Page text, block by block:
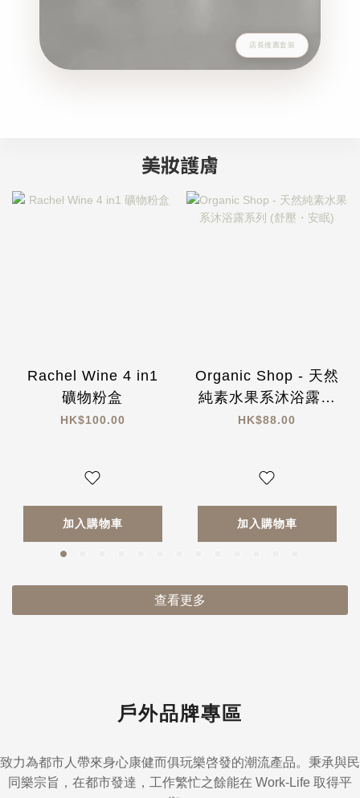
店長推薦套裝
美妝護膚
Rachel Wine 4 in1
礦物粉盒
HK$100.00
加入購物車
Organic Shop - 天然
純素水果系沐浴露系
列 (舒壓・安眠)
HK$88.00
加入購物車
查看更多
戶外品牌專區
致力為都市人帶來身心康健而俱玩樂啓發的潮流產品。秉承與民
同樂宗旨，在都市發達，工作繁忙之餘能在 Work-Life 取得平